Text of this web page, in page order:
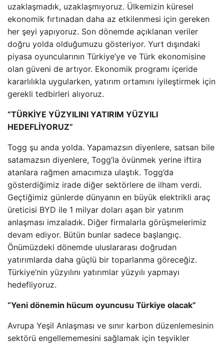
uzaklaşmadık, uzaklaşmıyoruz. Ülkemizin küresel
ekonomik fırtınadan daha az etkilenmesi için gereken
her şeyi yapıyoruz. Son dönemde açıklanan veriler
doğru yolda olduğumuzu gösteriyor. Yurt dışındaki
piyasa oyuncularının Türkiye’ye ve Türk ekonomisine
olan güveni de artıyor. Ekonomik programı içeride
kararlılıkla uygularken, yatırım ortamını iyileştirmek için
gerekli tedbirleri alıyoruz.
“TÜRKİYE YÜZYILINI YATIRIM YÜZYILI
HEDEFLİYORUZ”
Togg şu anda yolda. Yapamazsın diyenlere, satsan bile
satamazsın diyenlere, Togg’la övünmek yerine iftira
atanlara rağmen amacımıza ulaştık. Togg’da
gösterdiğimiz irade diğer sektörlere de ilham verdi.
Geçtiğimiz günlerde dünyanın en büyük elektrikli araç
üreticisi BYD ile 1 milyar doları aşan bir yatırım
anlaşması imzaladık. Diğer firmalarla görüşmelerimiz
devam ediyor. Bütün bunlar sadece başlangıç.
Önümüzdeki dönemde uluslararası doğrudan
yatırımlarda daha güçlü bir toparlanma göreceğiz.
Türkiye’nin yüzyılını yatırımlar yüzyılı yapmayı
hedefliyoruz.
“Yeni dönemin hücum oyuncusu Türkiye olacak”
Avrupa Yeşil Anlaşması ve sınır karbon düzenlemesinin
sektörü engellememesini sağlamak için teşvikler